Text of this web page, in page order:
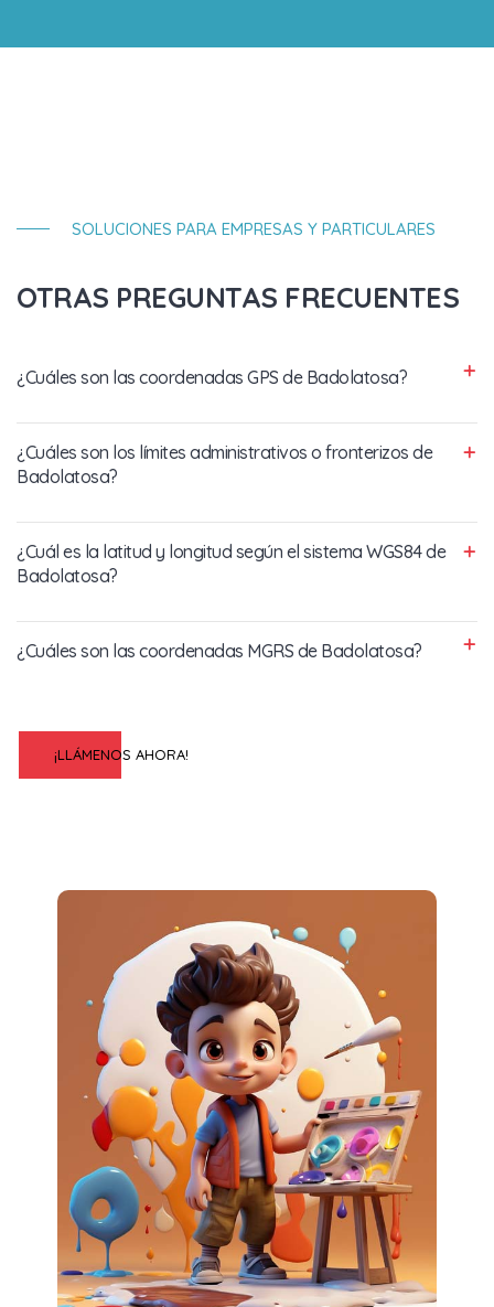
SOLUCIONES PARA EMPRESAS Y PARTICULARES
OTRAS PREGUNTAS FRECUENTES
¿Cuáles son las coordenadas GPS de Badolatosa?
¿Cuáles son los límites administrativos o fronterizos de
Badolatosa?
¿Cuál es la latitud y longitud según el sistema WGS84 de
Badolatosa?
¿Cuáles son las coordenadas MGRS de Badolatosa?
¡LLÁMENOS AHORA!